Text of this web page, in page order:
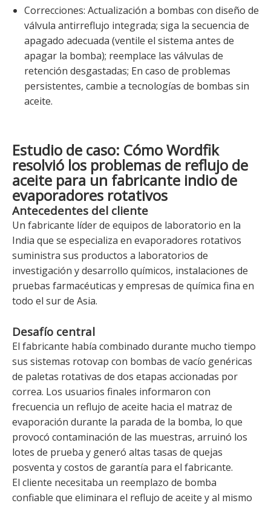
Correcciones: Actualización a bombas con diseño de
válvula antirreflujo integrada; siga la secuencia de
apagado adecuada (ventile el sistema antes de
apagar la bomba); reemplace las válvulas de
retención desgastadas; En caso de problemas
persistentes, cambie a tecnologías de bombas sin
aceite.
Estudio de caso: Cómo Wordfik
resolvió los problemas de reflujo de
aceite para un fabricante indio de
evaporadores rotativos
Antecedentes del cliente
Un fabricante líder de equipos de laboratorio en la
India que se especializa en evaporadores rotativos
suministra sus productos a laboratorios de
investigación y desarrollo químicos, instalaciones de
pruebas farmacéuticas y empresas de química fina en
todo el sur de Asia.
Desafío central
El fabricante había combinado durante mucho tiempo
sus sistemas rotovap con bombas de vacío genéricas
de paletas rotativas de dos etapas accionadas por
correa. Los usuarios finales informaron con
frecuencia un reflujo de aceite hacia el matraz de
evaporación durante la parada de la bomba, lo que
provocó contaminación de las muestras, arruinó los
lotes de prueba y generó altas tasas de quejas
posventa y costos de garantía para el fabricante.
El cliente necesitaba un reemplazo de bomba
confiable que eliminara el reflujo de aceite y al mismo